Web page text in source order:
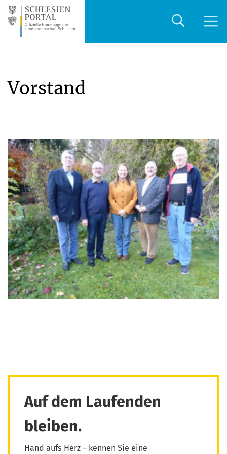
Vorstand
Auf dem Laufenden
bleiben.
Hand aufs Herz – kennen Sie eine